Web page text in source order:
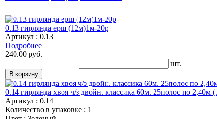
0.13 гирлянда ерш (12м)1м-20р
Артикул : 0.13
Подробнее
240.00 руб.
шт.
0.14 гирлянда хвоя ч/з двойн. классика 60м. 25полос по 2,40м
Артикул : 0.14
Количество в упаковке : 1